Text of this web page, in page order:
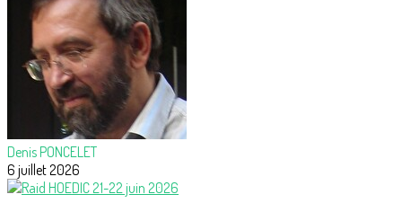
Denis PONCELET
6 juillet 2026